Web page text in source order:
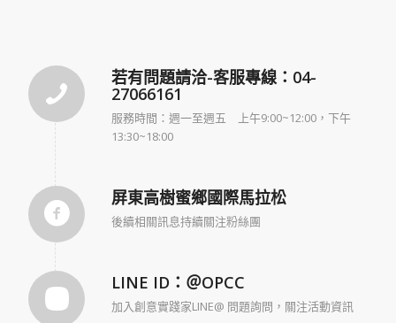
若有問題請洽-客服專線：04-
27066161
服務時間：週一至週五 上午9:00~12:00，下午
13:30~18:00
屏東高樹蜜鄉國際馬拉松
後續相關訊息持續關注粉絲團
LINE ID：＠OPCC
加入創意實踐家LINE@ 問題詢問，關注活動資訊